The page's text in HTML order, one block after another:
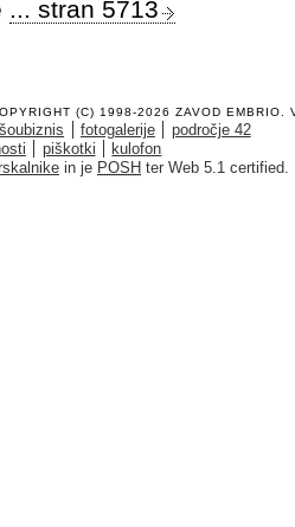
... stran 5713
(C) 1998-2026 ZAVOD EMBRIO .
šoubiznis fotogalerije
področje 42
piškotki
kulofon
in je POSH ter Web 5.1 certified.